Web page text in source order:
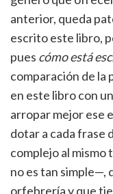
anterior, queda
escrito este libro,
pues cómo está
comparación de la
en este libro con
arropar mejor ese
dotar a cada frase
complejo al
no es tan simple—,
orfebrería y que